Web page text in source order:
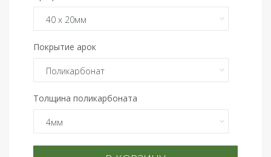
Покрытие арок
Толщина поликарбоната